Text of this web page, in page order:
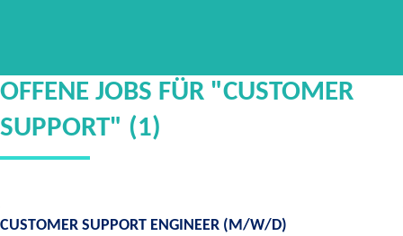
OFFENE JOBS FÜR "CUSTOMER
SUPPORT" (1)
CUSTOMER SUPPORT ENGINEER (M/W/D)